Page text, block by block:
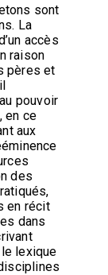
sont
La
accès
raison
pères et
pouvoir
en ce
aux
des
en récit
dans
lexique